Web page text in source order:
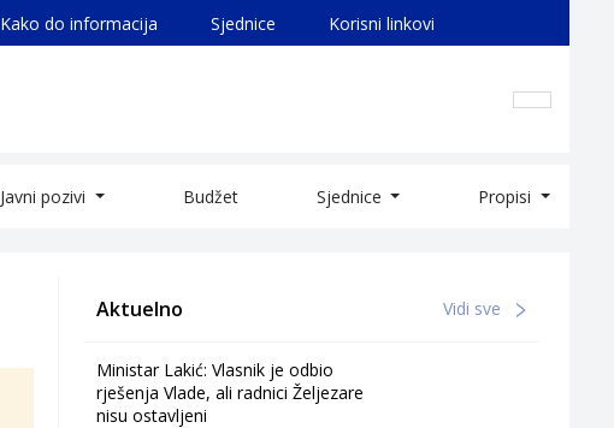
Kako do informacija Sjednice Korisni linkovi
Javni pozivi Budžet Sjednice Propisi
Aktuelno Vidi sve
Ministar Lakić: Vlasnik je odbio
rješenja Vlade, ali radnici Željezare
nisu ostavljeni